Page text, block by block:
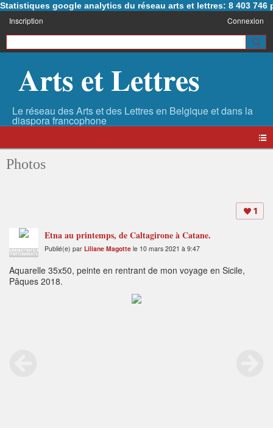
Statistiques google analytics du réseau arts et lettres: 8 403 746
Inscription Connexion
Arts et Lettres
Photos
1
ADMINISTRATEUR
PARTENARIATS
Etna au printemps, de Caltagirone à Catane.
Publié(e) par Liliane Magotte le 10 mars 2021 à 9:47
Aquarelle 35x50, peinte en rentrant de mon voyage en Sicile,
Pâques 2018.